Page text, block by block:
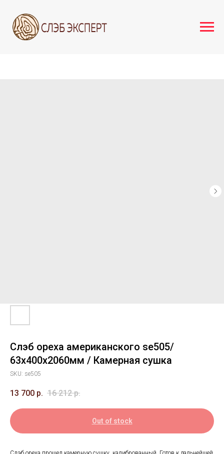
Слэб ореха американского se505/
63х400х2060мм / Камерная сушка
SKU: se505
13 700 р. 16 212 р.
Out of stock